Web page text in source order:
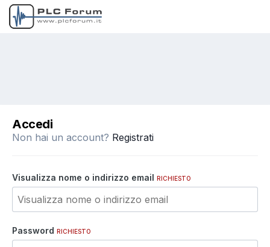
Accedi
Non hai un account? Registrati
Visualizza nome o indirizzo email RICHIESTO
Password RICHIESTO